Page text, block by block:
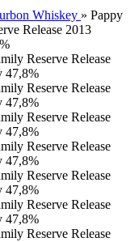
Whiskey » Pappy
Release 2013